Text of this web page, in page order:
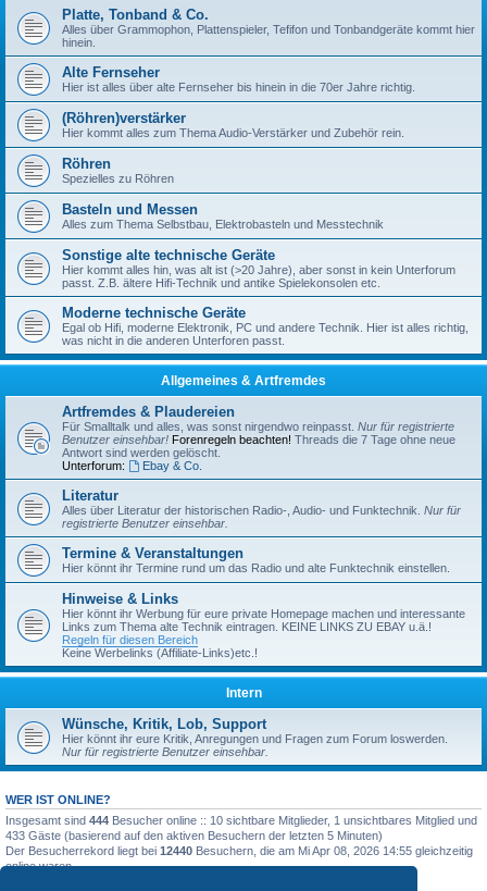
Platte, Tonband & Co.
Alles über Grammophon, Plattenspieler, Tefifon und Tonbandgeräte kommt hier
hinein.
Alte Fernseher
Hier ist alles über alte Fernseher bis hinein in die 70er Jahre richtig.
(Röhren)verstärker
Hier kommt alles zum Thema Audio-Verstärker und Zubehör rein.
Röhren
Spezielles zu Röhren
Basteln und Messen
Alles zum Thema Selbstbau, Elektrobasteln und Messtechnik
Sonstige alte technische Geräte
Hier kommt alles hin, was alt ist (>20 Jahre), aber sonst in kein Unterforum
passt. Z.B. ältere Hifi-Technik und antike Spielekonsolen etc.
Moderne technische Geräte
Egal ob Hifi, moderne Elektronik, PC und andere Technik. Hier ist alles richtig,
was nicht in die anderen Unterforen passt.
Allgemeines & Artfremdes
Artfremdes & Plaudereien
Für Smalltalk und alles, was sonst nirgendwo reinpasst. Nur für registrierte
Benutzer einsehbar! Forenregeln beachten! Threads die 7 Tage ohne neue
Antwort sind werden gelöscht.
Unterforum:
Ebay & Co.
Literatur
Alles über Literatur der historischen Radio-, Audio- und Funktechnik. Nur für
registrierte Benutzer einsehbar.
Termine & Veranstaltungen
Hier könnt ihr Termine rund um das Radio und alte Funktechnik einstellen.
Hinweise & Links
Hier könnt ihr Werbung für eure private Homepage machen und interessante
Links zum Thema alte Technik eintragen. KEINE LINKS ZU EBAY u.ä.!
Regeln für diesen Bereich
Keine Werbelinks (Affiliate-Links)etc.!
Intern
Wünsche, Kritik, Lob, Support
Hier könnt ihr eure Kritik, Anregungen und Fragen zum Forum loswerden.
Nur für registrierte Benutzer einsehbar.
WER IST ONLINE?
Insgesamt sind 444 Besucher online :: 10 sichtbare Mitglieder, 1 unsichtbares Mitglied und
433 Gäste (basierend auf den aktiven Besuchern der letzten 5 Minuten)
Der Besucherrekord liegt bei 12440 Besuchern, die am Mi Apr 08, 2026 14:55 gleichzeitig
online waren.